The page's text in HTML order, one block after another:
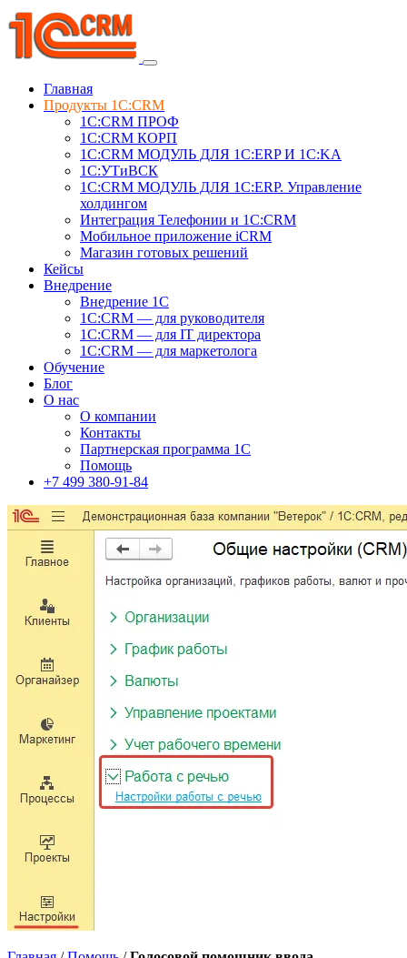
Главная
Продукты 1C:CRM
1С:CRM ПРОФ
1С:CRM КОРП
1С:CRM МОДУЛЬ ДЛЯ 1C:ERP И 1C:KA
1C:УТиВСК
1С:CRM МОДУЛЬ ДЛЯ 1C:ERP. Управление
холдингом
Интеграция Телефонии и 1C:CRM
Мобильное приложение iCRM
Магазин готовых решений
Кейсы
Внедрение
Внедрение 1C
1С:CRM — для руководителя
1С:CRM — для IT директора
1С:CRM — для маркетолога
Обучение
Блог
О нас
О компании
Контакты
Партнерская программа 1С
Помощь
+7 499 380-91-84